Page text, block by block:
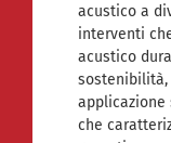
acustico a
interventi
acustico
che